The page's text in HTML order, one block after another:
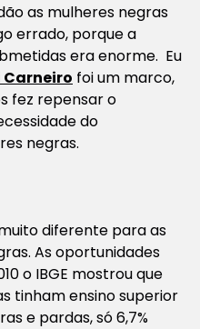
as mulheres negras
errado, porque a
era enorme. Eu
Carneiro foi um marco,
fez repensar o
do
negras.
diferente para as
As oportunidades
o IBGE mostrou que
tinham ensino superior
e pardas, só 6,7%